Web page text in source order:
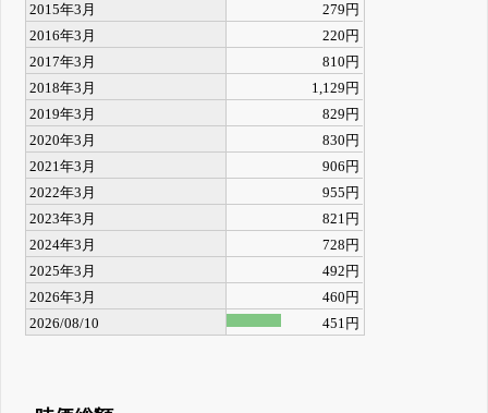
2015年3月
279円
2016年3月
220円
2017年3月
810円
2018年3月
1,129円
2019年3月
829円
2020年3月
830円
2021年3月
906円
2022年3月
955円
2023年3月
821円
2024年3月
728円
2025年3月
492円
2026年3月
460円
2026/08/10
451円